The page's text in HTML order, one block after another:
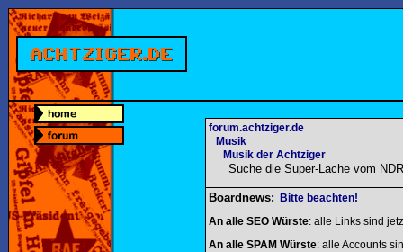
forum.achtziger.de
Musik
Musik der Achtziger
Suche die Super-Lache vom
Boardnews:
Bitte beachten!
An alle SEO Würste: alle Links sind
An alle SPAM Würste: alle Accounts